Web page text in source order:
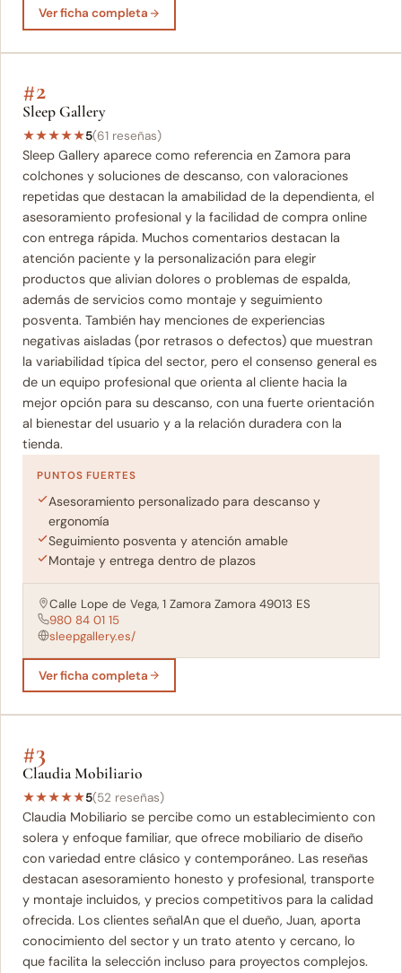
Ver ficha completa
#2
Sleep Gallery
★★★★★5(61 reseñas)
Sleep Gallery aparece como referencia en Zamora para
colchones y soluciones de descanso, con valoraciones
repetidas que destacan la amabilidad de la dependienta, el
asesoramiento profesional y la facilidad de compra online
con entrega rápida. Muchos comentarios destacan la
atención paciente y la personalización para elegir
productos que alivian dolores o problemas de espalda,
además de servicios como montaje y seguimiento
posventa. También hay menciones de experiencias
negativas aisladas (por retrasos o defectos) que muestran
la variabilidad típica del sector, pero el consenso general es
de un equipo profesional que orienta al cliente hacia la
mejor opción para su descanso, con una fuerte orientación
al bienestar del usuario y a la relación duradera con la
tienda.
PUNTOS FUERTES
Asesoramiento personalizado para descanso y
ergonomía
Seguimiento posventa y atención amable
Montaje y entrega dentro de plazos
Calle Lope de Vega, 1 Zamora Zamora 49013 ES
980 84 01 15
sleepgallery.es/
Ver ficha completa
#3
Claudia Mobiliario
★★★★★5(52 reseñas)
Claudia Mobiliario se percibe como un establecimiento con
solera y enfoque familiar, que ofrece mobiliario de diseño
con variedad entre clásico y contemporáneo. Las reseñas
destacan asesoramiento honesto y profesional, transporte
y montaje incluidos, y precios competitivos para la calidad
ofrecida. Los clientes señalAn que el dueño, Juan, aporta
conocimiento del sector y un trato atento y cercano, lo
que facilita la selección incluso para proyectos complejos.